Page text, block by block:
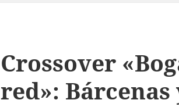
Crossover
red»: